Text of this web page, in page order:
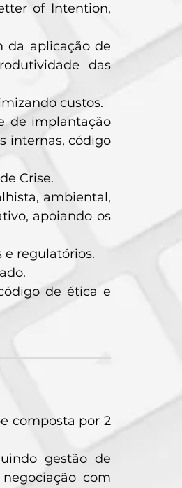
of Intention,
da aplicação de
das
custos.
de implantação
internas, código
Crise.
ambiental,
apoiando os
e regulatórios.
de ética e
composta por 2
gestão de
com